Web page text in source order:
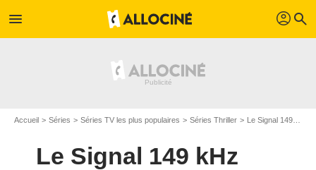
menu profil search
Accueil Séries Séries TV les plus populaires Séries Thriller Le Signal 149 kHz
Le Signal 149 kHz